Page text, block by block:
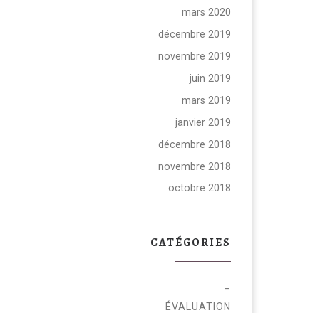
mars 2020
décembre 2019
novembre 2019
juin 2019
mars 2019
janvier 2019
décembre 2018
novembre 2018
octobre 2018
CATÉGORIES
ÉVALUATION